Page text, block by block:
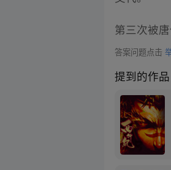
第三次被
答案问题点击
提到的作品